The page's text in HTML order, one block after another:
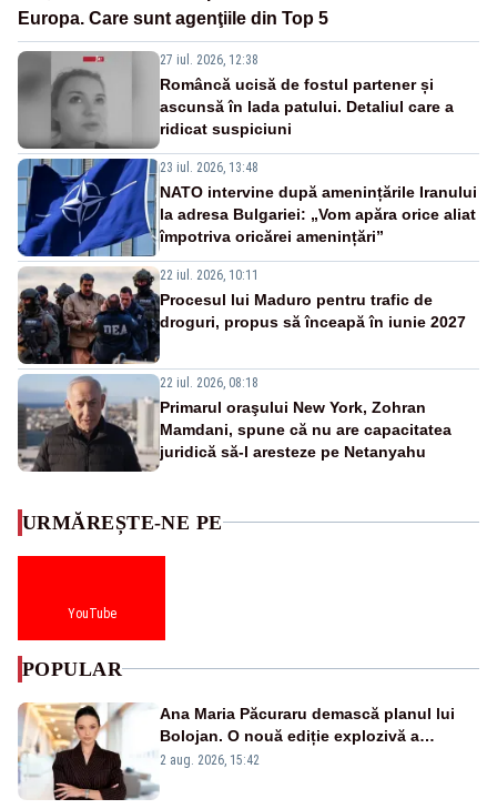
Europa. Care sunt agenţiile din Top 5
27 iul. 2026, 12:38
Româncă ucisă de fostul partener și
ascunsă în lada patului. Detaliul care a
ridicat suspiciuni
23 iul. 2026, 13:48
NATO intervine după amenințările Iranului
la adresa Bulgariei: „Vom apăra orice aliat
împotriva oricărei amenințări”
22 iul. 2026, 10:11
Procesul lui Maduro pentru trafic de
droguri, propus să înceapă în iunie 2027
22 iul. 2026, 08:18
Primarul oraşului New York, Zohran
Mamdani, spune că nu are capacitatea
juridică să-l aresteze pe Netanyahu
URMĂREȘTE-NE PE
YouTube
POPULAR
Ana Maria Păcuraru demască planul lui
Bolojan. O nouă ediție explozivă a
emisiunii „Miza Zilei” la Realitatea PLUS
2 aug. 2026, 15:42